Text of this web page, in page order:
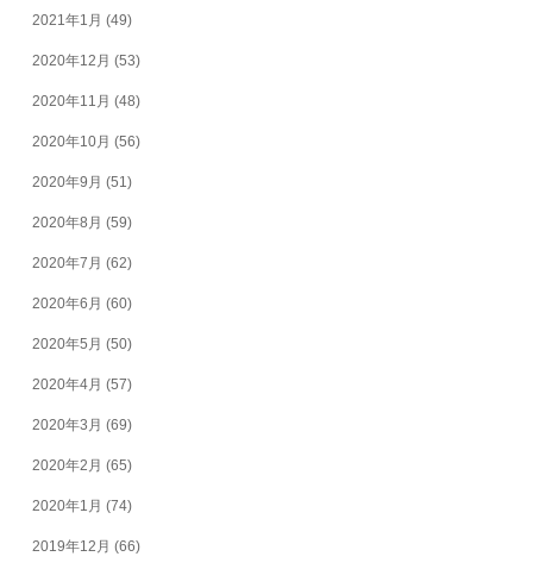
2021年1月 (49)
2020年12月 (53)
2020年11月 (48)
2020年10月 (56)
2020年9月 (51)
2020年8月 (59)
2020年7月 (62)
2020年6月 (60)
2020年5月 (50)
2020年4月 (57)
2020年3月 (69)
2020年2月 (65)
2020年1月 (74)
2019年12月 (66)